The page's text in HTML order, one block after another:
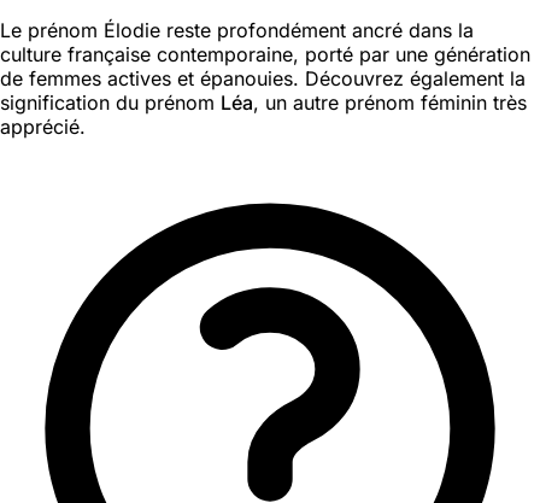
Le prénom Élodie reste profondément ancré dans la
culture française contemporaine, porté par une génération
de femmes actives et épanouies. Découvrez également la
signification du prénom Léa, un autre prénom féminin très
apprécié.